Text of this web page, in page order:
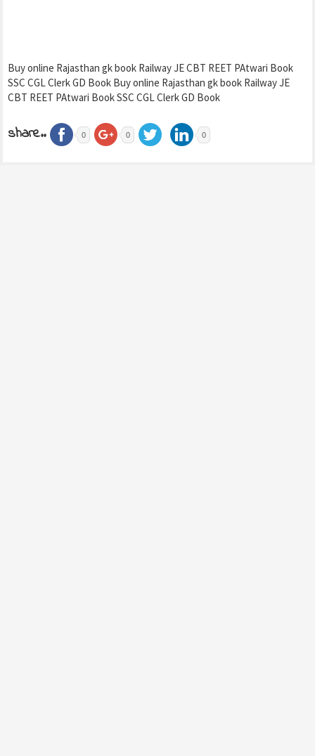
Buy online Rajasthan gk book Railway JE CBT REET PAtwari Book
SSC CGL Clerk GD Book Buy online Rajasthan gk book Railway JE
CBT REET PAtwari Book SSC CGL Clerk GD Book
share.. 0 0 0